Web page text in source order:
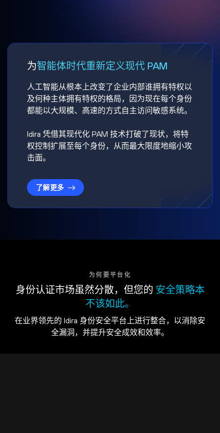
为智能体时代重新定义现代 PAM
人工智能从根本上改变了企业内部谁拥有特权以
及何种主体拥有特权的格局，因为现在每个身份
都能以大规模、高速的方式自主访问敏感系统。
Idira 凭借其现代化 PAM 技术打破了现状，将特
权控制扩展至每个身份，从而最大限度地缩小攻
击面。
了解更多
为何要平台化
身份认证市场虽然分散，但您的 安全策略本
不该如此。
在业界领先的 Idira 身份安全平台上进行整合，以消除安
全漏洞，并提升安全成效和效率。